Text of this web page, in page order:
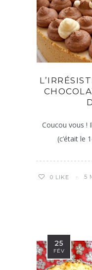
Coucou vous !
(c’était le
0 LIKE 5
25
FÉV